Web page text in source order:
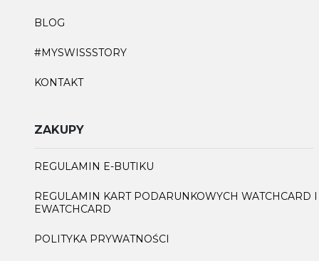
BLOG
#MYSWISSSTORY
KONTAKT
ZAKUPY
REGULAMIN E-BUTIKU
REGULAMIN KART PODARUNKOWYCH WATCHCARD I
EWATCHCARD
POLITYKA PRYWATNOŚCI